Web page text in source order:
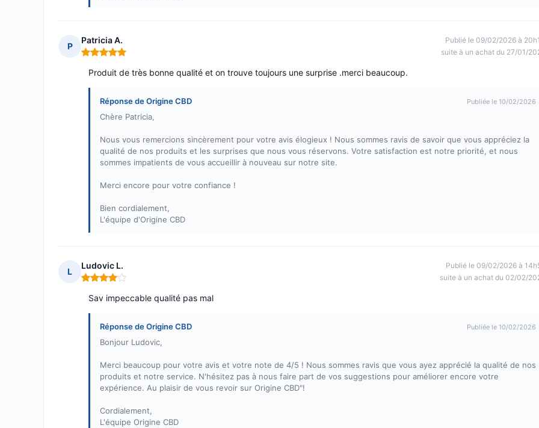
P
Patricia A.
Note : 5 sur 5
Publié le 09/02/2026 à
suite à un achat du 27/01/
Produit de très bonne qualité et on trouve toujours une surprise .merci beaucoup.
Réponse de Origine CBD Publiée le 10/02/2026
Chère Patricia,
Nous vous remercions sincèrement pour votre avis élogieux ! Nous sommes ravis de savoir que vous appréciez la
qualité de nos produits et les surprises que nous vous réservons. Votre satisfaction est notre priorité, et nous
sommes impatients de vous accueillir à nouveau sur notre site.
Merci encore pour votre confiance !
Bien cordialement,
L'équipe d'Origine CBD
L
Ludovic L.
Note : 4 sur 5
Publié le 09/02/2026 à
suite à un achat du 02/02/
Sav impeccable qualité pas mal
Réponse de Origine CBD Publiée le 10/02/2026
Bonjour Ludovic,
Merci beaucoup pour votre avis et votre note de 4/5 ! Nous sommes ravis que vous ayez apprécié la qualité de nos
produits et notre service. N'hésitez pas à nous faire part de vos suggestions pour améliorer encore votre
expérience. Au plaisir de vous revoir sur Origine CBD"!
Cordialement,
L'équipe Origine CBD